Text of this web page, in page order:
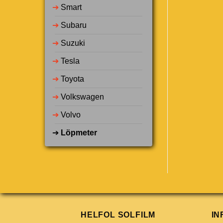
➔ Smart
➔ Subaru
➔ Suzuki
➔ Tesla
➔ Toyota
➔ Volkswagen
➔ Volvo
➔ Löpmeter
HELFOL SOLFILM